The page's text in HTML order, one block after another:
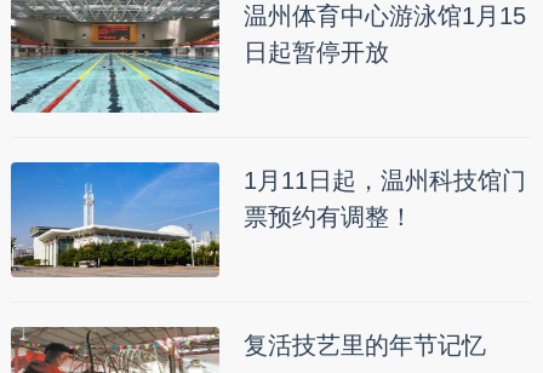
温州体育中心游泳馆1月15
日起暂停开放
1月11日起，温州科技馆门
票预约有调整！
复活技艺里的年节记忆